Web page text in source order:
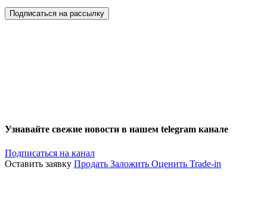
Подписаться на рассылку
Узнавайте свежие новости в нашем telegram канале
Подписаться на канал
Оставить заявку Продать Заложить Оценить Trade-in